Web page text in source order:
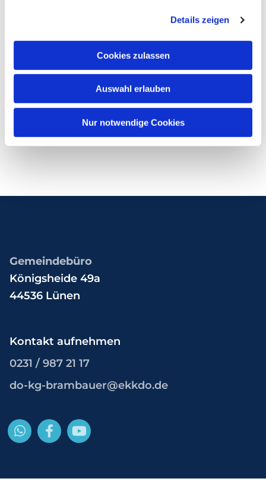
Details zeigen
Cookies zulassen
Auswahl erlauben
Nur notwendige Cookies
Gemeindebüro
Königsheide 49a
44536 Lünen
Kontakt aufnehmen
0231 / 987 21 17
do-kg-brambauer@ekkdo.de